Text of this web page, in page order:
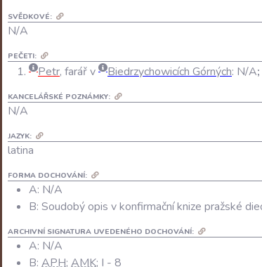
SVĚDKOVÉ:
N/A
PEČETI:
Petr, farář v Biedrzychowicích Górných: N/A;
KANCELÁŘSKÉ POZNÁMKY:
N/A
JAZYK:
latina
FORMA DOCHOVÁNÍ:
A: N/A
B: Soudobý opis v konfirmační knize pražské
ARCHIVNÍ SIGNATURA UVEDENÉHO DOCHOVÁNÍ:
A: N/A
B: APH; AMK; I - 8